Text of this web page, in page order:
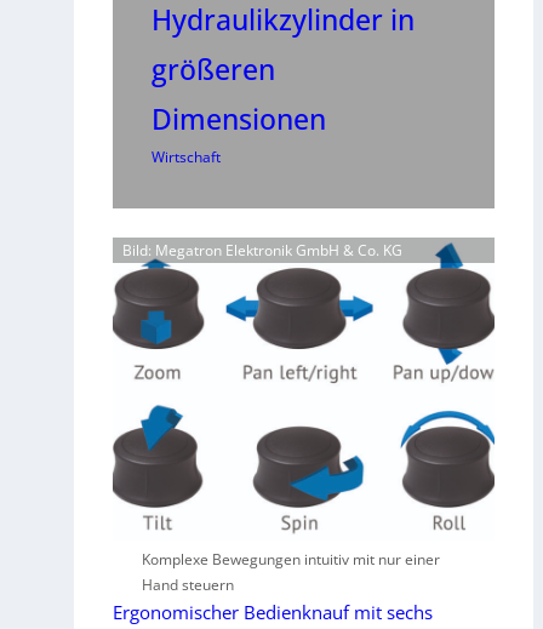
Hydraulikzylinder in
größeren
Dimensionen
Wirtschaft
Bild: Megatron Elektronik GmbH & Co. KG
Komplexe Bewegungen intuitiv mit nur einer
Hand steuern
Ergonomischer Bedienknauf mit sechs